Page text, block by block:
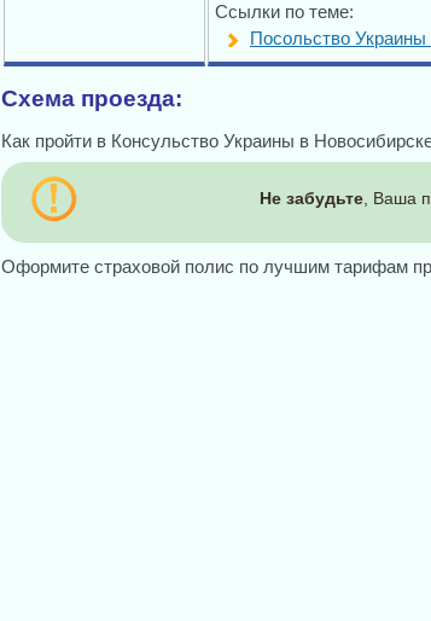
Ссылки по теме:
Посольство
Схема проезда:
Как пройти в Консульство Украины в
Не забудьте, Ваша
Оформите страховой полис по лучшим тарифам